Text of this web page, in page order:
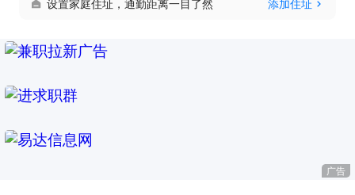
设置家庭住址，通勤距离一目了然 添加住址
广告